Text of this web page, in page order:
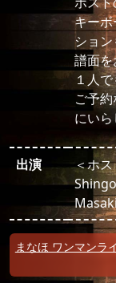
キー
ショ
譜面
１人
ご予
にい
出演
＜ホ
投稿ナビ
まなほ ワンマンラ